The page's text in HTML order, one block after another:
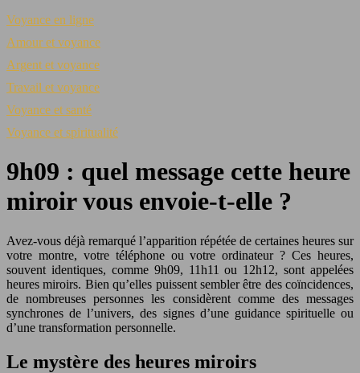
Voyance en ligne
Amour et voyance
Argent et voyance
Travail et voyance
Voyance et santé
Voyance et spiritualité
9h09 : quel message cette heure
miroir vous envoie-t-elle ?
Avez-vous déjà remarqué l’apparition répétée de certaines heures sur
votre montre, votre téléphone ou votre ordinateur ? Ces heures,
souvent identiques, comme 9h09, 11h11 ou 12h12, sont appelées
heures miroirs. Bien qu’elles puissent sembler être des coïncidences,
de nombreuses personnes les considèrent comme des messages
synchrones de l’univers, des signes d’une guidance spirituelle ou
d’une transformation personnelle.
Le mystère des heures miroirs